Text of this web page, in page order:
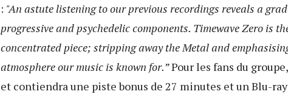
: "An astute listening to our previous recordings reveals a
progressive and psychedelic components. Timewave Zero is
concentrated piece; stripping away the Metal and
atmosphere our music is known for.”Pour les fans du
et contiendra une piste bonus de 27 minutes et un Blu-